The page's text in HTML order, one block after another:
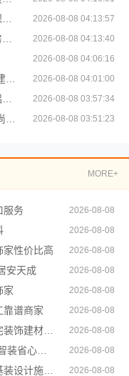
2026-08-08 04:13:57
2026-08-08 04:13:40
2026-08-08 04:06:16
2026-08-08 04:01:00
2026-08-08 03:57:34
2026-08-08 03:51:23
MORE+
服务 2026-08-08
2026-08-08
家性价比高 2026-08-08
安天成 2026-08-08
家 2026-08-08
靠谱商家 2026-08-08
2026-08-08
2026-08-08
2026-08-08